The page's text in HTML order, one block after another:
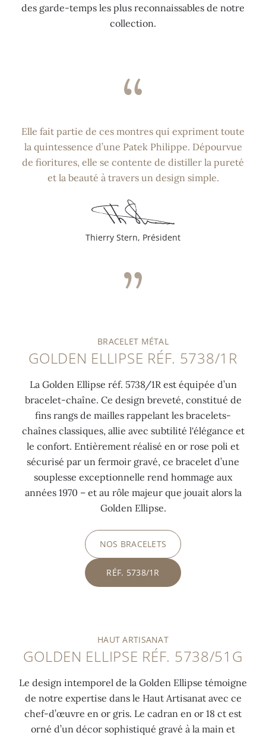
des garde-temps les plus reconnaissables de notre
collection.
Elle fait partie de ces montres qui expriment toute
la quintessence d’une Patek Philippe. Dépourvue
de fioritures, elle se contente de distiller la pureté
et la beauté à travers un design simple.
Thierry Stern, Président
BRACELET MÉTAL
GOLDEN ELLIPSE RÉF. 5738/1R
La Golden Ellipse réf. 5738/1R est équipée d’un
bracelet-chaîne. Ce design breveté, constitué de
fins rangs de mailles rappelant les bracelets-
chaînes classiques, allie avec subtilité l'élégance et
le confort. Entièrement réalisé en or rose poli et
sécurisé par un fermoir gravé, ce bracelet d’une
souplesse exceptionnelle rend hommage aux
années 1970 – et au rôle majeur que jouait alors la
Golden Ellipse.
NOS BRACELETS
RÉF. 5738/1R
HAUT ARTISANAT
GOLDEN ELLIPSE RÉF. 5738/51G
Le design intemporel de la Golden Ellipse témoigne
de notre expertise dans le Haut Artisanat avec ce
chef-d’œuvre en or gris. Le cadran en or 18 ct est
orné d’un décor sophistiqué gravé à la main et